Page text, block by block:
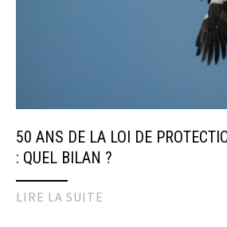
50 ANS DE LA LOI DE
: QUEL BILAN ?
LIRE LA SUITE